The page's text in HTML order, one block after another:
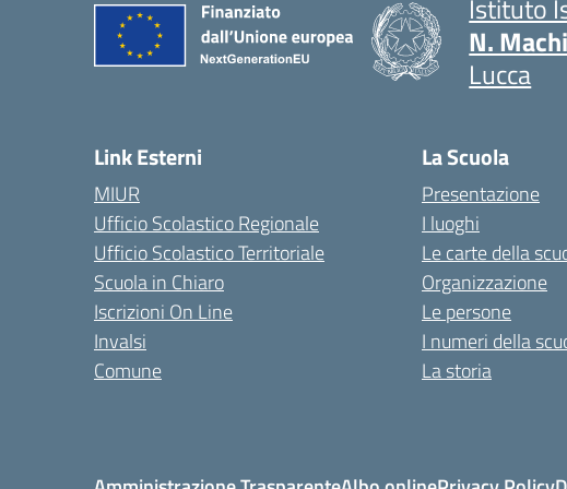
Istituto
N.
Lucca
Link Esterni
MIUR
Ufficio Scolastico Regionale
Ufficio Scolastico Territoriale
Scuola in Chiaro
Iscrizioni On Line
Invalsi
Comune
La Scuola
Presentazione
I luoghi
Le carte della
Organizzazione
Le persone
I numeri della
La storia